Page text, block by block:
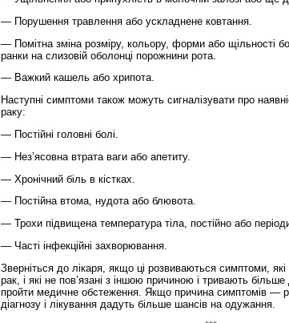
— Порушення травлення або ускладнене ковтання.
— Помітна зміна розміру, кольору, форми або щільності
ранки на слизовій оболонці порожнини рота.
— Важкий кашель або хрипота.
Наступні симптоми також можуть сигналізувати про
раку:
— Постійні головні болі.
— Нез’ясовна втрата ваги або апетиту.
— Хронічний біль в кістках.
— Постійна втома, нудота або блювота.
— Трохи підвищена температура тіла, постійно або
— Часті інфекційні захворювання.
Зверніться до лікаря, якщо ці розвиваються симптоми,
рак, і які не пов’язані з іншою причиною і тривають
пройти медичне обстеження. Якщо причина симптомів —
діагнозу і лікування дадуть більше шансів на одужання.